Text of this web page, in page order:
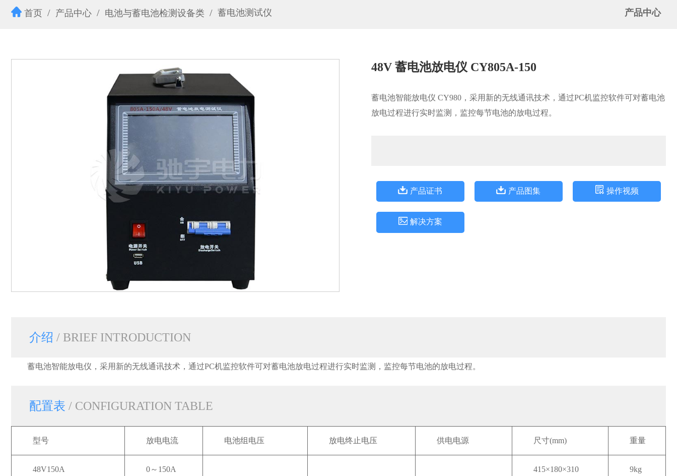
首页 产品中心 电池与蓄电池检测设备类 蓄电池测试仪 产品中心
48V 蓄电池放电仪 CY805A-150
蓄电池智能放电仪 CY980，采用新的无线通讯技术，通过PC机监控软件可对蓄电池
放电过程进行实时监测，监控每节电池的放电过程。
产品证书 产品图集 操作视频
解决方案
介绍 / BRIEF INTRODUCTION
蓄电池智能放电仪，采用新的无线通讯技术，通过PC机监控软件可对蓄电池放电过程进行实时监测，监控每节电池的放电过程。
配置表 / CONFIGURATION TABLE
型号 放电电流 电池组电压 放电终止电压 供电电源 尺寸(mm) 重量
48V150A 0～150A 415×180×310 9kg